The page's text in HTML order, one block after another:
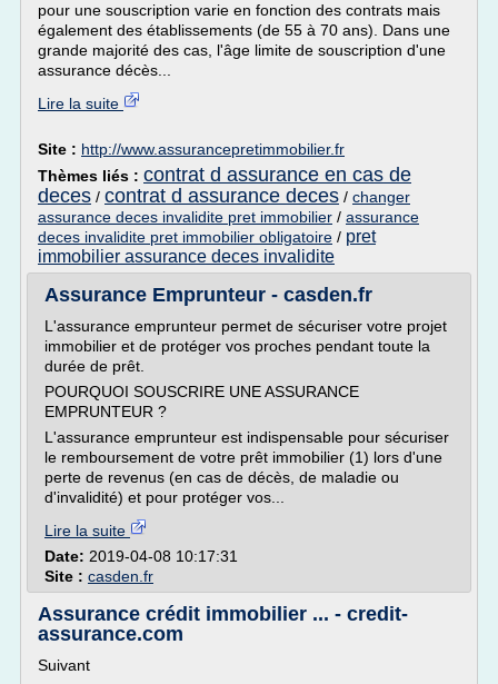
pour une souscription varie en fonction des contrats mais
également des établissements (de 55 à 70 ans). Dans une
grande majorité des cas, l'âge limite de souscription d'une
assurance décès...
Lire la suite
Site : http://www.assurancepretimmobilier.fr
Thèmes liés : contrat d assurance en cas de
deces / contrat d assurance deces / changer
assurance deces invalidite pret immobilier / assurance
deces invalidite pret immobilier obligatoire / pret
immobilier assurance deces invalidite
Assurance Emprunteur - casden.fr
L'assurance emprunteur permet de sécuriser votre projet
immobilier et de protéger vos proches pendant toute la
durée de prêt.
POURQUOI SOUSCRIRE UNE ASSURANCE
EMPRUNTEUR ?
L'assurance emprunteur est indispensable pour sécuriser
le remboursement de votre prêt immobilier (1) lors d'une
perte de revenus (en cas de décès, de maladie ou
d'invalidité) et pour protéger vos...
Lire la suite
Date: 2019-04-08 10:17:31
Site : casden.fr
Assurance crédit immobilier ... - credit-
assurance.com
Suivant